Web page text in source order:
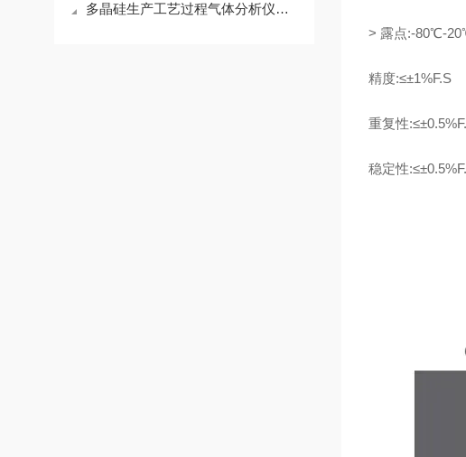
多晶硅生产工艺过程气体分析仪应用与选型
> 露点:-80℃-
精度:≤±1%F.S
重复性
稳定性